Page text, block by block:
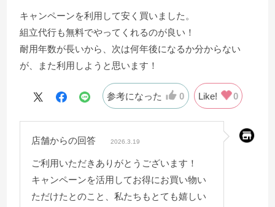
キャンペーンを利用して安く買いました。
組立代行も無料でやってくれるのが良い！
耐用年数が長いから、次は何年後になるか分からない
が、また利用しようと思います！
参考になった 0 Like! 0
店舗からの回答 2026.3.19
ご利用いただきありがとうございます！
キャンペーンを活用してお得にお買い物い
ただけたとのこと、私たちもとても嬉しい